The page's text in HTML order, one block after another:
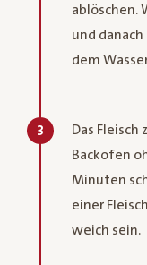
ablöschen.
und
dem
3
Das
Backofen
Minuten
einer
weich sein.